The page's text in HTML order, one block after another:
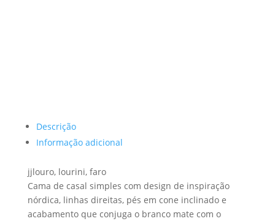
Descrição
Informação adicional
jjlouro, lourini, faro
Cama de casal simples com design de inspiração
nórdica, linhas direitas, pés em cone inclinado e
acabamento que conjuga o branco mate com o